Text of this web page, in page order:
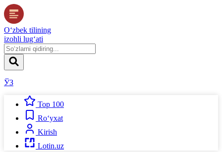
O‘zbek tilining
izohli lug‘ati
ЎЗ
Top 100
Ro‘yxat
Kirish
Lotin.uz